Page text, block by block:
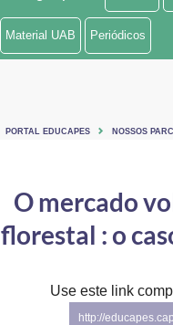
Ministério de Minas e Energia
Controladoria-Geral da União
Secretaria-Geral
Material UAB Periódicos
PORTAL EDUCAPES NOSSOS
O mercado
florestal : o
Use este link
http://